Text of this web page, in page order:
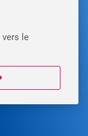
vers le